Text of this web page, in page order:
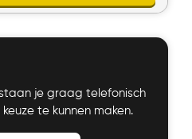
je graag telefonisch
te kunnen maken.